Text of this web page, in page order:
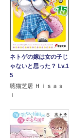
ネトゲの嫁は女の子じ
ゃないと思った？ Lv.1
5
聴猫芝居 Ｈｉｓａｓ
ｉ